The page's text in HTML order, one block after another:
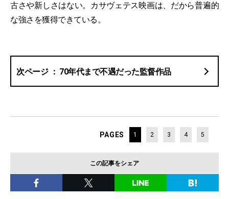
古さや新しさはない。カサヴェテス映画は、だから普遍的
な強さを獲得できている。
70年代まで不遇だった監督作品
PAGES 1 2 3 4 5
この記事をシェア